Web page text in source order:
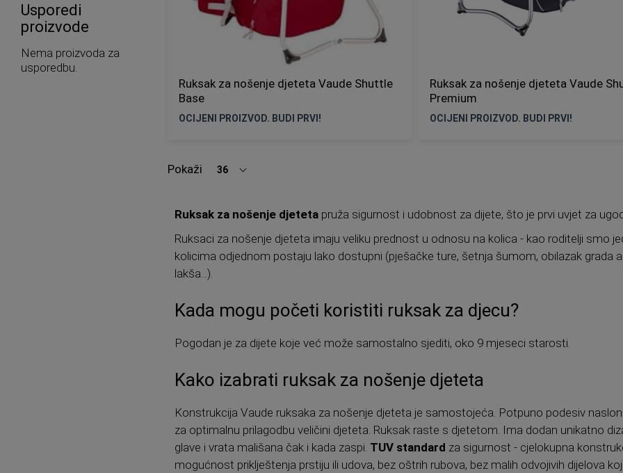
Ruksak za nošenje djeteta Vaude Shuttle
Base
OCIJENI PROIZVOD. BUDI PRVI!
Ruksak za nošenje djeteta Vaude
Premium
OCIJENI PROIZVOD. BUDI PRVI!
Pokaži
36
po
Ruksak za nošenje djetetapruža sigurnost i udobnost za dijete, što je prvi uvjet za
Ruksaci za nošenje djeteta imaju veliku prednost u odnosu na kolica - kao roditelji smo
kolicima odjednom postaju lako dostupni (pješačke ture, šetnja šumom, obilazak grada
lakša...).
Kada mogu početi koristiti ruksak za djecu?
Pogodan je za dijete koje već može samostalno sjediti, oko 9 mjeseci starosti.
Kako izabrati ruksak za nošenje djeteta
Konstrukcija Vaude ruksaka za nošenje djeteta je samostojeća. Potpuno podesiv
za optimalnu prilagodbu veličini djeteta. Ruksak raste s djetetom. Ima dodan unikatno
glave i vrata mališana čak i kada zaspi. TUV standard za sigurnost - cjelokupna
mogućnost priklještenja prstiju ili udova, bez oštrih rubova, bez malih odvojivih dijelova
Usporedi
proizvode
Nema proizvoda za
usporedbu.